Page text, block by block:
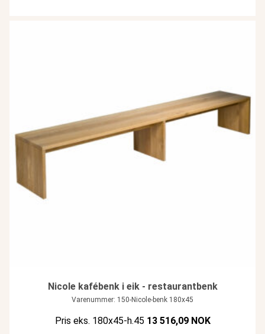
Nicole kafébenk i eik - restaurantbenk
Varenummer: 150-Nicole-benk 180x45
Pris eks. 180x45-h.45 13 516,09 NOK